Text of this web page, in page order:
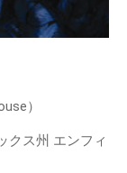
）
クス州 エンフィ